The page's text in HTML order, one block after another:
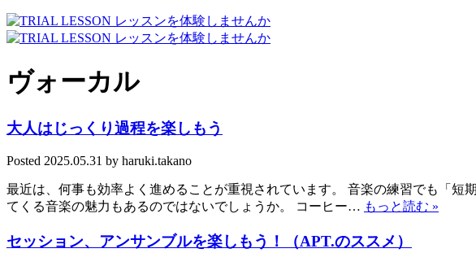
ヴォーカル
大人はじっくり過程を楽しもう
Posted 2025.05.31 by haruki.takano
最近は、何事も効率よく進めることが重視されています。 音楽の練習でも「
てくる音楽の魅力もあるのではないでしょうか。 コーヒー… もっと読む »
セッション、アンサンブルを楽しもう！（APT.のススメ）